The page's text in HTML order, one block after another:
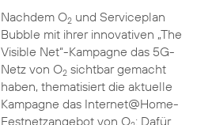
Nachdem O2und Serviceplan
Bubble mit ihrer innovativen „The
Visible Net“-Kampagne das 5G-
Netz von O2sichtbar gemacht
haben, thematisiert die aktuelle
Kampagne das Internet@Home-
Festnetzangebot von O : Dafür